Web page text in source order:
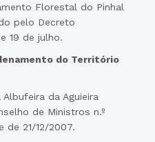
Florestal do Pinhal
pelo Decreto
19 de julho.
do Território
da Aguieira
de Ministros n.º
de 21/12/2007.